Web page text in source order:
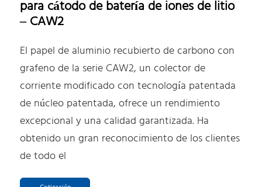
para cátodo de batería de iones de litio
– CAW2
El papel de aluminio recubierto de carbono con
grafeno de la serie CAW2, un colector de
corriente modificado con tecnología patentada
de núcleo patentada, ofrece un rendimiento
excepcional y una calidad garantizada. Ha
obtenido un gran reconocimiento de los clientes
de todo el